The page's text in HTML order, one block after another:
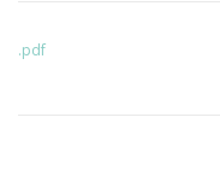
.pdf